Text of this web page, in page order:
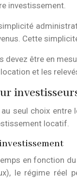
investissement.
Cette
devez être en
et les
seul choix
locatif.
en fonction
le régime